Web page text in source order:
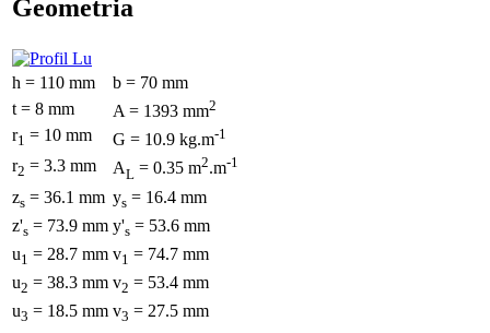
Geometria
h = 110 mm
b = 70 mm
t = 8 mm
A = 1393 mm2
r1 = 10 mm G = 10.9 kg.m-1
r2 = 3.3 mm AL = 0.35 m2.m-1
zs = 36.1 mm ys = 16.4 mm
z's = 73.9 mm y's = 53.6 mm
u1 = 28.7 mm v1 = 74.7 mm
u2 = 38.3 mm v2 = 53.4 mm
u3 = 18.5 mm v3 = 27.5 mm